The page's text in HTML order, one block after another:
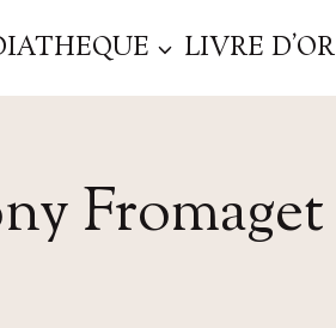
LIVRE D’OR
Fromaget